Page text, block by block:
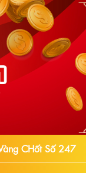
CHốt Số 247